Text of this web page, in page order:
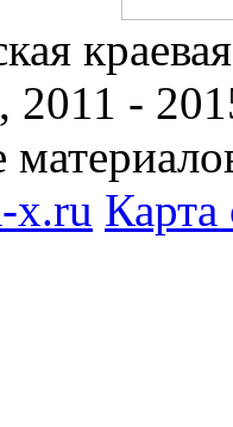
-
x.ru Карта